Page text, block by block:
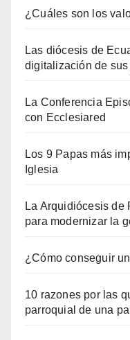
¿Cuáles son los
Las diócesis de
digitalización de
La Conferencia
con Ecclesiared
Los 9 Papas más
Iglesia
La Arquidiócesis de
para modernizar la
¿Cómo conseguir
10 razones por las
parroquial de una